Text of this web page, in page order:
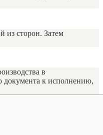
из сторон. Затем
в
документа к исполнению,